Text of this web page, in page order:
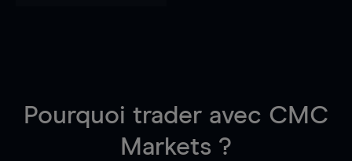
Pourquoi trader avec CMC
Markets ?